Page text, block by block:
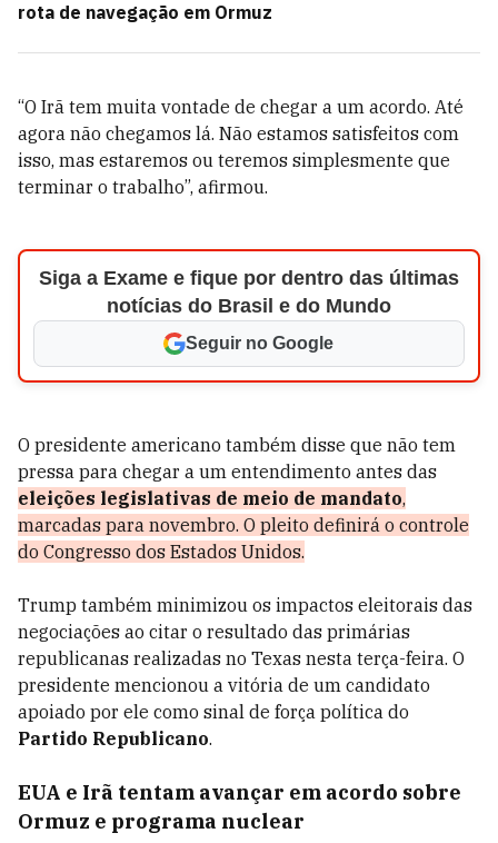
rota de navegação em Ormuz
“O Irã tem muita vontade de chegar a um acordo. Até
agora não chegamos lá. Não estamos satisfeitos com
isso, mas estaremos ou teremos simplesmente que
terminar o trabalho”, afirmou.
Siga a Exame e fique por dentro das últimas
notícias do Brasil e do Mundo
Seguir no Google
O presidente americano também disse que não tem
pressa para chegar a um entendimento antes das
eleições legislativas de meio de mandato,
marcadas para novembro. O pleito definirá o controle
do Congresso dos Estados Unidos.
Trump também minimizou os impactos eleitorais das
negociações ao citar o resultado das primárias
republicanas realizadas no Texas nesta terça-feira. O
presidente mencionou a vitória de um candidato
apoiado por ele como sinal de força política do
Partido Republicano.
EUA e Irã tentam avançar em acordo sobre
Ormuz e programa nuclear